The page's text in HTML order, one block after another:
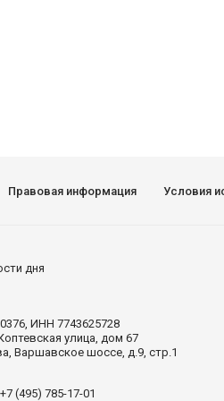
Правовая информация Условия
дня
ИНН 7743625728
улица, дом 67
, Варшавское шоссе, д.9, стр.1
+7 (495) 785-17-01